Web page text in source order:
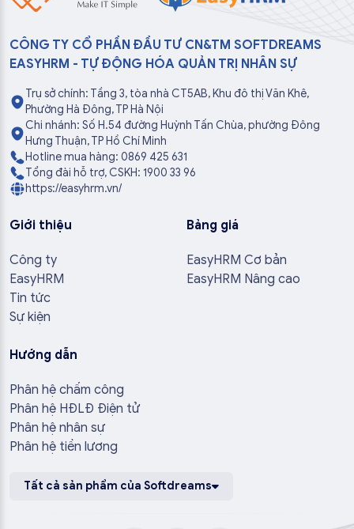
CÔNG TY CỔ PHẦN ĐẦU TƯ CN&TM SOFTDREAMS
EASYHRM - TỰ ĐỘNG HÓA QUẢN TRỊ NHÂN SỰ
Trụ sở chính: Tầng 3, tòa nhà CT5AB, Khu đô thị Văn Khê,
Phường Hà Đông, TP Hà Nội
Chi nhánh: Số H.54 đường Huỳnh Tấn Chùa, phường Đông
Hưng Thuận, TP Hồ Chí Minh
Hotline mua hàng: 0869 425 631
Tổng đài hỗ trợ, CSKH: 1900 33 96
https://easyhrm.vn/
Giới thiệu
Công ty
EasyHRM
Tin tức
Sự kiện
Bảng giá
EasyHRM Cơ bản
EasyHRM Nâng cao
Hướng dẫn
Phân hệ chấm công
Phân hệ HĐLĐ Điện tử
Phân hệ nhân sự
Phân hệ tiền lương
Tất cả sản phẩm của Softdreams